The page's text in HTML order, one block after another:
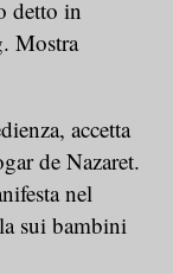
detto in
Mostra
accetta
de Nazaret.
nel
sui bambini